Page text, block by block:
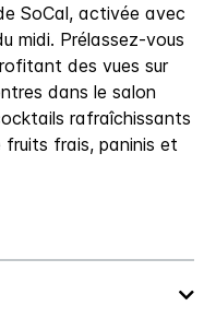
SoCal, activée avec
midi. Prélassez-vous
des vues sur
dans le salon
rafraîchissants
frais, paninis et